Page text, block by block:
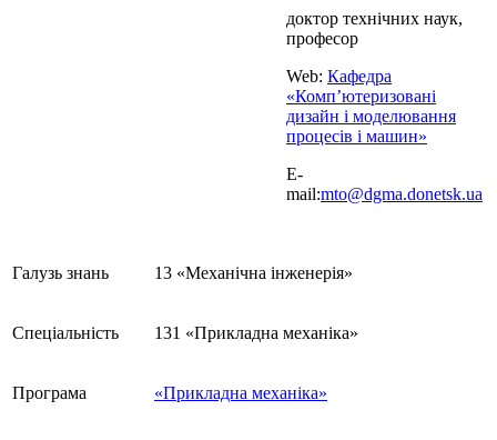
доктор технічних наук,
професор
Web: Кафедра
«Комп’ютеризовані
дизайн і моделювання
процесів і машин»
E-
mail:mto@dgma.donetsk.ua
Галузь знань 13 «Механічна інженерія»
Спеціальність 131 «Прикладна механіка»
Програма «Прикладна механіка»